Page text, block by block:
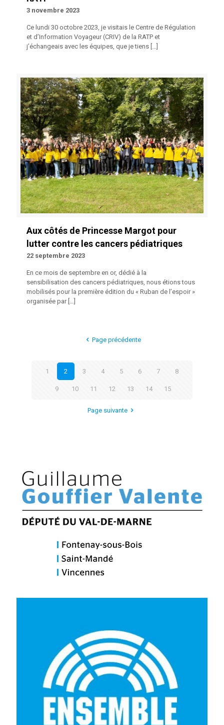
3 novembre 2023
Ce lundi 30 octobre 2023, je visitais le Centre de Régulation
et d’Information Voyageur (CRIV) de la RATP et
j’échangeais avec les équipes, que je tiens
Aux côtés de Princesse Margot pour
lutter contre les cancers pédiatriques
22 septembre 2023
En ce mois de septembre en or, dédié à la
sensibilisation des cancers pédiatriques, nous étions tous
mobilisés pour la première édition du « Ruban de l’espoir »
organisée par[…]
Page précédente
1 2 3 4 5 6 7 8
9 10 11 12 13 14 15
Page suivante